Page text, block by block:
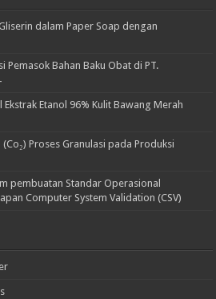
dalam Paper Soap dengan
Pemasok Bahan Baku Obat di PT.
Etanol 96% Kulit Bawang Merah
Proses Granulasi pada Produksi
pembuatan Standar Operasional
Computer System Validation (CSV)